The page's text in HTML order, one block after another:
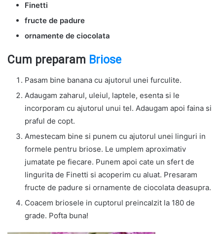
Finetti
fructe de padure
ornamente de ciocolata
Cum preparam Briose
Pasam bine banana cu ajutorul unei furculite.
Adaugam zaharul, uleiul, laptele, esenta si le
incorporam cu ajutorul unui tel. Adaugam apoi faina si
praful de copt.
Amestecam bine si punem cu ajutorul unei linguri in
formele pentru briose. Le umplem aproximativ
jumatate pe fiecare. Punem apoi cate un sfert de
lingurita de Finetti si acoperim cu aluat. Presaram
fructe de padure si ornamente de ciocolata deasupra.
Coacem briosele in cuptorul preincalzit la 180 de
grade. Pofta buna!